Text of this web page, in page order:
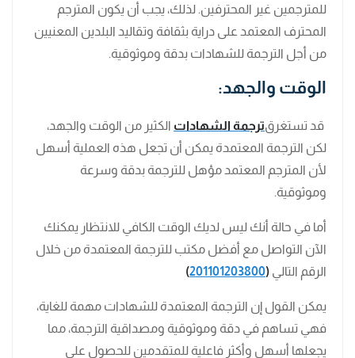
للمترجمين غير المحترفين. لذلك، يجب أن يكون المترجم
المحترف المعتمد على دراية بثقافة وتقاليد البلدين المعنيين
من أجل الترجمة للشهادات بدقة وموثوقية.
الوقت والجهد:
قد تستغرقترجمة الشهادات الكثير من الوقت والجهد،
لكن الترجمة المعتمدة يمكن أن تجعل هذه العملية أسهل
لأن المترجم المعتمد مؤهل للترجمة بدقة وسرعة
وموثوقية.
أما في حالة أنك ليس لديك الوقت الكافي للانتظار يمكنك
الآن التواصل مع أفضل مكتب للترجمة المعتمدة من خلال
الرقم التالي (
201101203800
)
يمكن القول إن الترجمة المعتمدة للشهادات مهمة للغاية،
فهي تساهم في دقة وموثوقية ومصداقية الترجمة، مما
يجعلها أسهل وأكثر فاعلية للمتقدمين للحصول على